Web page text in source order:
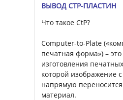
ВЫВОД CTP-ПЛАСТИН
Что такое CtP?
Computer-to-Plate
печатная форма») – это
изготовления
которой изображение
напрямую
материал.